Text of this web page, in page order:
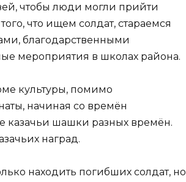
чтобы люди могли прийти
что ищем солдат, стараемся
благодарственными
мероприятия в школах района.
культуры, помимо
начиная со времён
казачьи шашки разных времён.
наград.
находить погибших солдат, но